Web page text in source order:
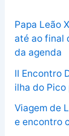
Papa Leão
até ao final
da agenda
II Encontro
ilha do Pico
Viagem de
e encontro